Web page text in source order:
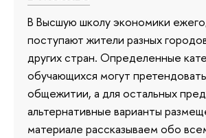
В Высшую школу экономики
поступают жители разных
других стран. Определенные
обучающихся могут
общежитии, а для остальных
альтернативные варианты
материале рассказываем обо